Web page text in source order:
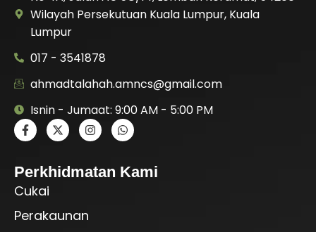
Wilayah Persekutuan Kuala Lumpur, Kuala
Lumpur
017 - 3541878
ahmadtalahah.amncs@gmail.com
Isnin - Jumaat: 9:00 AM - 5:00 PM
Perkhidmatan Kami
Cukai
Perakaunan